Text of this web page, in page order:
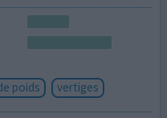
poids vertiges